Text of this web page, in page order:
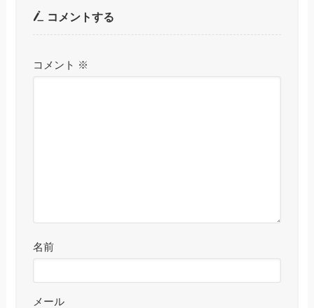
コメントする
コメント ※
名前
メール